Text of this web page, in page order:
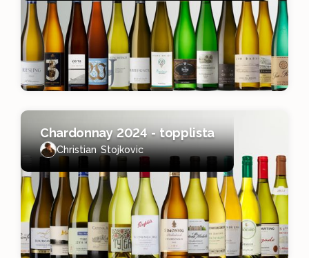
Chardonnay 2024 - topplista
Christian Stojkovic